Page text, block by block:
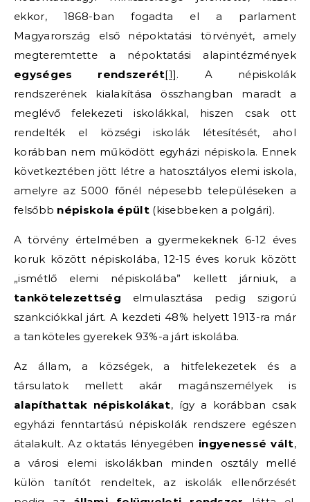
ekkor, 1868-ban fogadta el a parlament
Magyarország első népoktatási törvényét, amely
megteremtette a népoktatási alapintézmények
egységes rendszerét[1]. A népiskolák
rendszerének kialakítása összhangban maradt a
meglévő felekezeti iskolákkal, hiszen csak ott
rendelték el községi iskolák létesítését, ahol
korábban nem működött egyházi népiskola. Ennek
következtében jött létre a hatosztályos elemi iskola,
amelyre az 5000 főnél népesebb településeken a
felsőbb népiskola épült(kisebbeken a polgári).
A törvény értelmében a gyermekeknek 6-12 éves
koruk között népiskolába, 12-15 éves koruk között
„ismétlő elemi népiskolába” kellett járniuk, a
tankötelezettség elmulasztása pedig szigorú
szankciókkal járt. A kezdeti 48% helyett 1913-ra már
a tanköteles gyerekek 93%-a járt iskolába.
Az állam, a községek, a hitfelekezetek és a
társulatok mellett akár magánszemélyek is
alapíthattak népiskolákat, így a korábban csak
egyházi fenntartású népiskolák rendszere egészen
átalakult. Az oktatás lényegében ingyenessé vált,
a városi elemi iskolákban minden osztály mellé
külön tanítót rendeltek, az iskolák ellenőrzését